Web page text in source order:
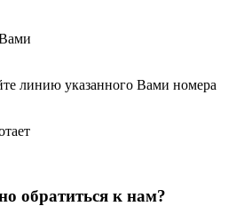
линию указанного Вами номера
обратиться к нам?